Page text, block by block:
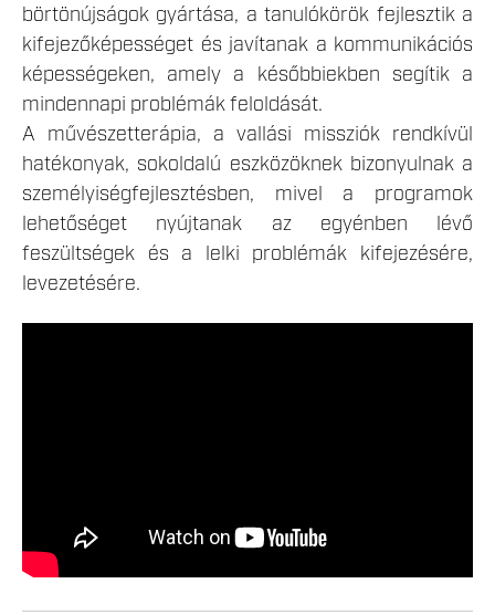
börtönújságok gyártása, a tanulókörök fejlesztik a
kifejezőképességet és javítanak a kommunikációs
képességeken, amely a későbbiekben segítik a
mindennapi problémák feloldását.
A művészetterápia, a vallási missziók rendkívül
hatékonyak, sokoldalú eszközöknek bizonyulnak a
személyiségfejlesztésben, mivel a programok
lehetőséget nyújtanak az egyénben lévő
feszültségek és a lelki problémák kifejezésére,
levezetésére.